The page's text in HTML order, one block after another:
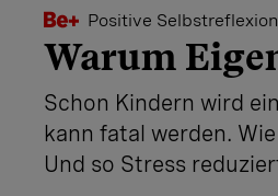
Positive Selbstreflexion
Warum
Schon Kindern wird
kann fatal werden.
Und so Stress